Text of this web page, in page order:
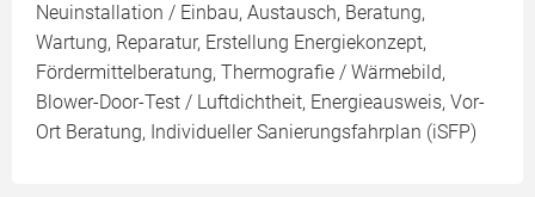
Neuinstallation / Einbau, Austausch, Beratung,
Wartung, Reparatur, Erstellung Energiekonzept,
Fördermittelberatung, Thermografie / Wärmebild,
Blower-Door-Test / Luftdichtheit, Energieausweis, Vor-
Ort Beratung, Individueller Sanierungsfahrplan (iSFP)